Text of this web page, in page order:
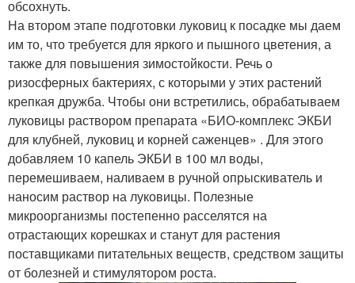
обсохнуть.
На втором этапе подготовки луковиц к посадке мы даем
им то, что требуется для яркого и пышного цветения, а
также для повышения зимостойкости. Речь о
ризосферных бактериях, с которыми у этих растений
крепкая дружба. Чтобы они встретились, обрабатываем
луковицы раствором препарата «БИО-комплекс ЭКБИ
для клубней, луковиц и корней саженцев» . Для этого
добавляем 10 капель ЭКБИ в 100 мл воды,
перемешиваем, наливаем в ручной опрыскиватель и
наносим раствор на луковицы. Полезные
микроорганизмы постепенно расселятся на
отрастающих корешках и станут для растения
поставщиками питательных веществ, средством защиты
от болезней и стимулятором роста.